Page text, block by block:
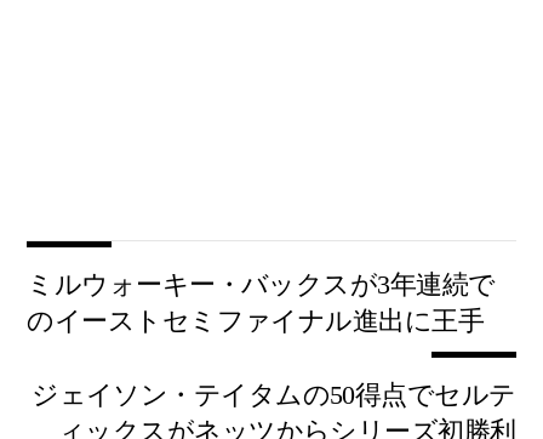
ミルウォーキー・バックスが3年連続で
のイーストセミファイナル進出に王手
ジェイソン・テイタムの50得点でセルテ
ィックスがネッツからシリーズ初勝利